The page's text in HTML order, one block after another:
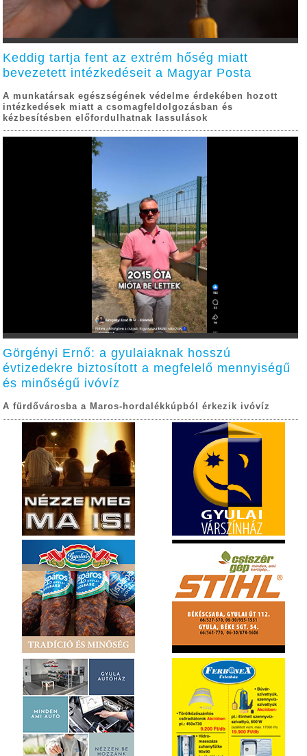
Keddig tartja fent az extrém hőség miatt
bevezetett intézkedéseit a Magyar Posta
A munkatársak egészségének védelme érdekében hozott
intézkedések miatt a csomagfeldolgozásban és
kézbesítésben előfordulhatnak lassulások
Görgényi Ernő: a gyulaiaknak hosszú
évtizedekre biztosított a megfelelő mennyiségű
és minőségű ivóvíz
A fürdővárosba a Maros-hordalékkúpból érkezik ivóvíz